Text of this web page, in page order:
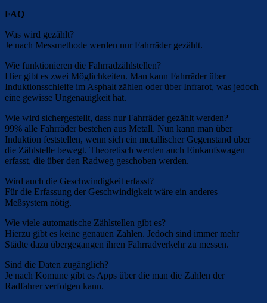
FAQ
Was wird gezählt?
Je nach Messmethode werden nur Fahrräder gezählt.
Wie funktionieren die Fahrradzählstellen?
Hier gibt es zwei Möglichkeiten. Man kann Fahrräder über
Induktionsschleife im Asphalt zählen oder über Infrarot, was jedoch
eine gewisse Ungenauigkeit hat.
Wie wird sichergestellt, dass nur Fahrräder gezählt werden?
99% alle Fahrräder bestehen aus Metall. Nun kann man über
Induktion feststellen, wenn sich ein metallischer Gegenstand über
die Zählstelle bewegt. Theoretisch werden auch Einkaufswagen
erfasst, die über den Radweg geschoben werden.
Wird auch die Geschwindigkeit erfasst?
Für die Erfassung der Geschwindigkeit wäre ein anderes
Meßsystem nötig.
Wie viele automatische Zählstellen gibt es?
Hierzu gibt es keine genauen Zahlen. Jedoch sind immer mehr
Städte dazu übergegangen ihren Fahrradverkehr zu messen.
Sind die Daten zugänglich?
Je nach Komune gibt es Apps über die man die Zahlen der
Radfahrer verfolgen kann.